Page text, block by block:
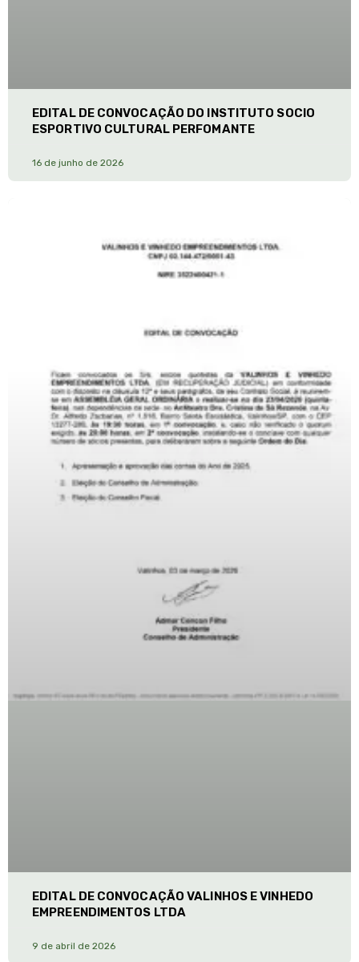
EDITAL DE CONVOCAÇÃO DO INSTITUTO SOCIO
ESPORTIVO CULTURAL PERFOMANTE
16 de junho de 2026
EDITAL DE CONVOCAÇÃO VALINHOS E VINHEDO
EMPREENDIMENTOS LTDA
9 de abril de 2026